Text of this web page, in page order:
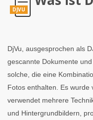
DJVU
DjVu, ausgesprochen als
gescannte Dokumente
solche, die eine
Fotos enthalten. Es wurde
verwendet mehrere
und Hintergrundbildern,